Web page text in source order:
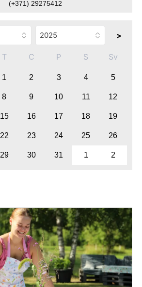
(+371) 29275412
>
T C P S Sv
1 2 3 4 5
8 9 10 11 12
15 16 17 18 19
22 23 24 25 26
29 30 31 1 2